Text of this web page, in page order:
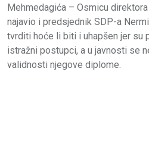
Mehmedagića – Osmicu
najavio i predsjednik SDP-a
tvrditi hoće li biti i uhapšen jer su
istražni postupci, a u javnosti se
validnosti njegove diplome.